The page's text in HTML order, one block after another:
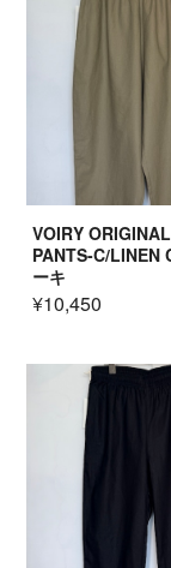
VOIRY
PANTS-C/LINEN
ーキ
¥10,450